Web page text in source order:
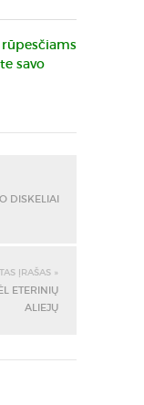
savo
DISKELIAI
ĮRAŠAS »
ETERINIŲ
ALIEJŲ